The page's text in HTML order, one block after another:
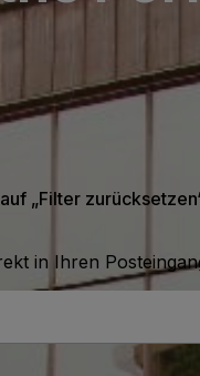
„Filter
in Ihren